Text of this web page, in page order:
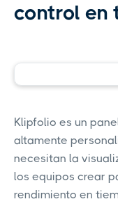
control en
Klipfolio es un
altamente
necesitan la
los equipos crear
rendimiento en